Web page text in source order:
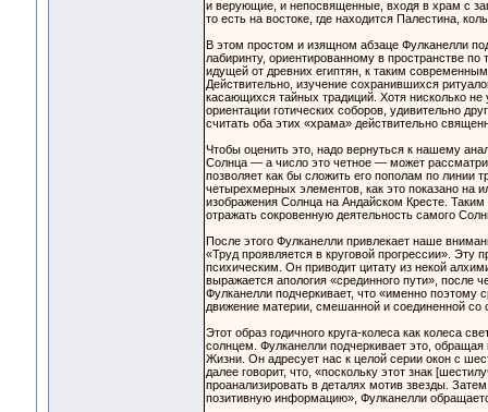
и верующие, и непосвященные, входя в храм с
то есть на востоке, где находится Палестина,
В этом простом и изящном абзаце Фулканелли
лабиринту, ориентированному в пространстве
идущей от древних египтян, к таким
Действительно, изучение сохранившихся
касающихся тайных традиций. Хотя нисколько не
ориентации готических соборов, удивительно
считать оба этих «храма» действительно
Чтобы оценить это, надо вернуться к нашему
Солнца — а число это четное — может
позволяет как бы сложить его пополам по линии
четырехмерных элементов, как это показано на
изображения Солнца на Андайском Кресте.
отражать сокровенную деятельность самого
После этого Фулканелли привлекает наше
«Труд проявляется в круговой прогрессии».
психическим. Он приводит цитату из некой
выражается апология «срединного пути», после
Фулканелли подчеркивает, что «именно поэтому
движение материи, смешанной и соединенной со
Этот образ годичного круга-колеса как колеса
солнцем. Фулканелли подчеркивает это,
Жизни. Он адресует нас к целой серии окон с
далее говорит, что, «поскольку этот знак
проанализировать в деталях мотив звезды.
позитивную информацию», Фулканелли